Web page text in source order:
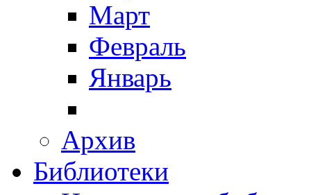
Март
Февраль
Январь
Архив
Библиотеки